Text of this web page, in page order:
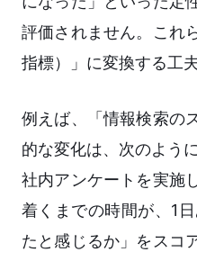
評価されません。これ
指標）」に変換する工
例えば、「情報検索の
的な変化は、次のよう
社内アンケートを実施
着くまでの時間が、1
たと感じるか」をスコ